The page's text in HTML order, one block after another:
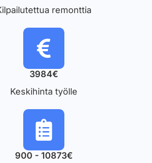
remonttia
3984€
Keskihinta työlle
900 - 10873€